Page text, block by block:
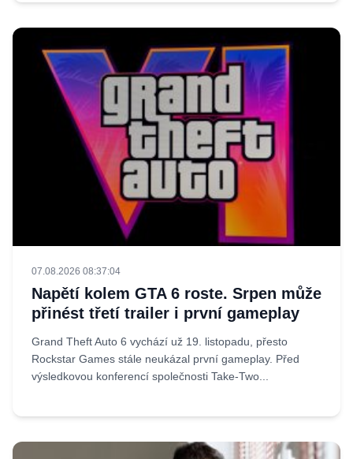
07.08.2026 08:37:04
Napětí kolem GTA 6 roste. Srpen může
přinést třetí trailer i první gameplay
Grand Theft Auto 6 vychází už 19. listopadu, přesto
Rockstar Games stále neukázal první gameplay. Před
výsledkovou konferencí společnosti Take-Two...